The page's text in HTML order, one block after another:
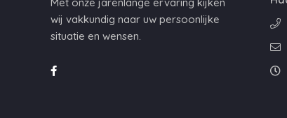
wij vakkundig naar uw persoonlijke
situatie en wensen.